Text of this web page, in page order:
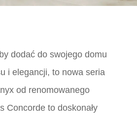
dodać do swojego domu
i elegancji, to nowa seria
od renomowanego
Concorde to doskonały